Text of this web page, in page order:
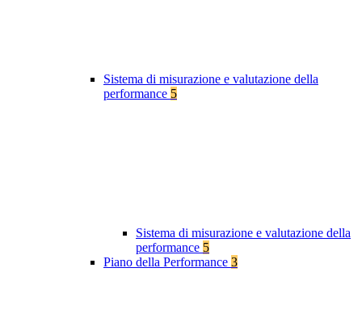
Sistema di misurazione e valutazione della
performance 5
Sistema di misurazione e valutazione della
performance 5
Piano della Performance 3